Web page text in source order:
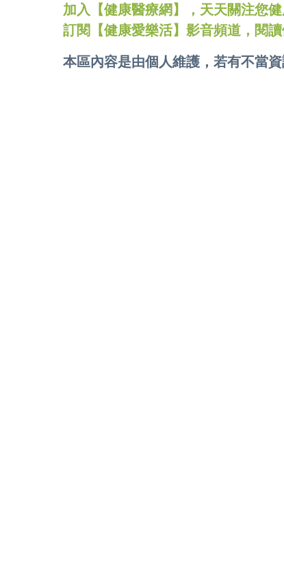
加入【健康醫療網】，天天關注您
訂閱【健康愛樂活】影音頻道，閱
本區內容是由個人維護，若有不當